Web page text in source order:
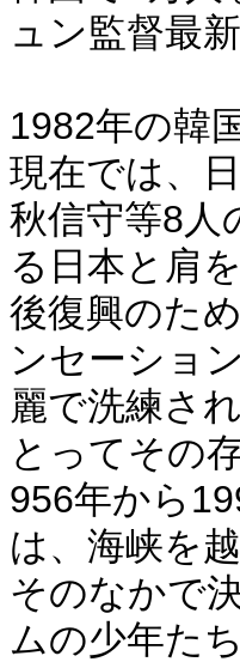
ュン監督最新
1982年の韓
現在では、
秋信守等8人
る日本と肩
後復興のた
ンセーショ
麗で洗練さ
とってその
956年から
は、海峡を
そのなかで
ムの少年た